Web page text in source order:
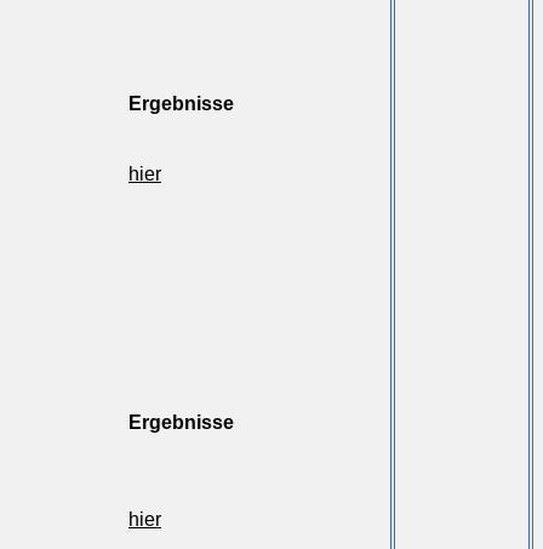
Ergebnisse
hier
Ergebnisse
hier